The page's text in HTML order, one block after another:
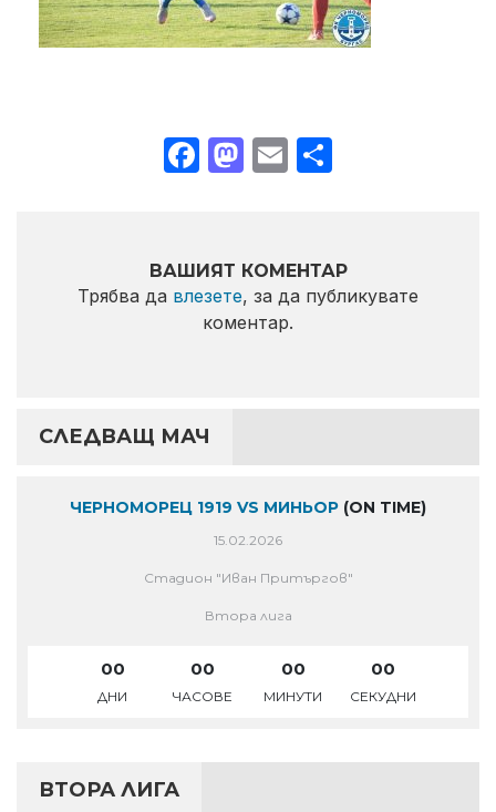
Facebook
Mastodon
Email
ВАШИЯТ КОМЕНТАР
Трябва да влезете, за да публикувате
коментар.
СЛЕДВАЩ МАЧ
ЧЕРНОМОРЕЦ 1919 VS МИНЬОР (ON TIME)
15.02.2026
Стадион "Иван Притъргов"
Втора лига
00
ДНИ
00
ЧАСОВЕ
00
МИНУТИ
00
СЕКУДНИ
ВТОРА ЛИГА